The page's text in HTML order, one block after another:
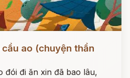
ao (chuyện thần
đói đi ăn xin đã bao lâu,